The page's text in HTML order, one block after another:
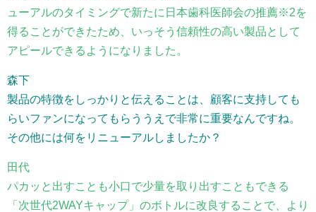
ューアルのタイミングで新たに日本歯科医師会の推薦※2を
得ることができたため、いっそう信頼性の高い製品として
アピールできるようになりました。
森下
製品の特徴をしっかりと伝えることは、顧客に支持しても
らいファンになってもらううえで非常に重要なんですね。
その他には何をリニューアルしましたか？
田代
パカッと出すことも小口で少量を取り出すこともできる
「次世代2WAYキャップ」のボトルに改良することで、より